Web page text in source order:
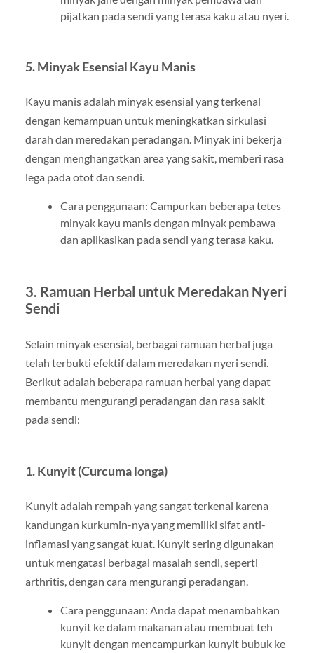
pijatkan pada sendi yang terasa kaku atau nyeri.
5. Minyak Esensial Kayu Manis
Kayu manis adalah minyak esensial yang terkenal
dengan kemampuan untuk meningkatkan sirkulasi
darah dan meredakan peradangan. Minyak ini bekerja
dengan menghangatkan area yang sakit, memberi rasa
lega pada otot dan sendi.
Cara penggunaan: Campurkan beberapa tetes
minyak kayu manis dengan minyak pembawa
dan aplikasikan pada sendi yang terasa kaku.
3. Ramuan Herbal untuk Meredakan Nyeri
Sendi
Selain minyak esensial, berbagai ramuan herbal juga
telah terbukti efektif dalam meredakan nyeri sendi.
Berikut adalah beberapa ramuan herbal yang dapat
membantu mengurangi peradangan dan rasa sakit
pada sendi:
1. Kunyit (Curcuma longa)
Kunyit adalah rempah yang sangat terkenal karena
kandungan kurkumin-nya yang memiliki sifat anti-
inflamasi yang sangat kuat. Kunyit sering digunakan
untuk mengatasi berbagai masalah sendi, seperti
arthritis, dengan cara mengurangi peradangan.
Cara penggunaan: Anda dapat menambahkan
kunyit ke dalam makanan atau membuat teh
kunyit dengan mencampurkan kunyit bubuk ke